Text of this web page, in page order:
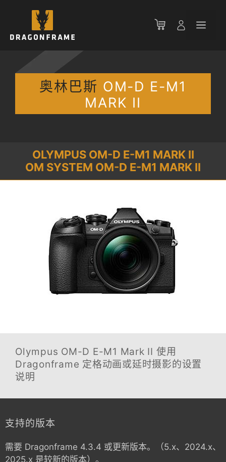
菜
奥林巴斯 OM-D E-M1
MARK II
OLYMPUS OM-D E-M1 MARK II
OM SYSTEM OM-D E-M1 MARK II
Olympus OM-D E-M1 Mark II 使用
Dragonframe 定格动画或延时摄影的设置
说明
支持的版本
需要 Dragonframe 4.3.4 或更新版本。（5.x、2024.x、
2025.x 是较新的版本）。